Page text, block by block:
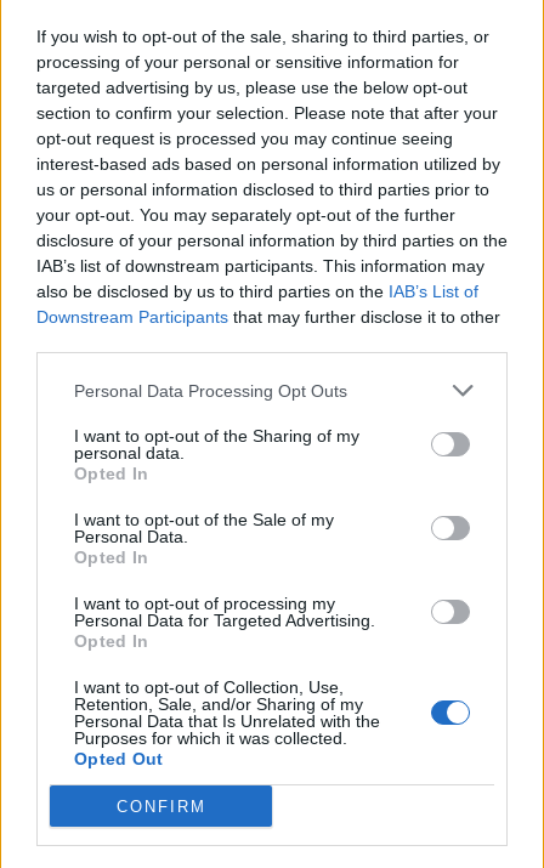
If you wish to opt-out of the sale, sharing to third parties, or
processing of your personal or sensitive information for
targeted advertising by us, please use the below opt-out
section to confirm your selection. Please note that after your
opt-out request is processed you may continue seeing
interest-based ads based on personal information utilized by
us or personal information disclosed to third parties prior to
your opt-out. You may separately opt-out of the further
disclosure of your personal information by third parties on the
IAB’s list of downstream participants. This information may
also be disclosed by us to third parties on the IAB’s List of
Downstream Participants that may further disclose it to other
Personal Data Processing Opt Outs
I want to opt-out of the Sharing of my
personal data.
Opted In
I want to opt-out of the Sale of my
Personal Data.
Opted In
I want to opt-out of processing my
Personal Data for Targeted Advertising.
Opted In
I want to opt-out of Collection, Use,
Retention, Sale, and/or Sharing of my
Personal Data that Is Unrelated with the
Purposes for which it was collected.
Opted Out
CONFIRM
2026. augusztus 09., vasárnap
A hétvégi felszusszanás után
hétfőtől ismét visszatér a kánikula
2026. augusztus 09., vasárnap
Sikeres volt a vízterelés: nyolc
centiméterrel nőtt a Duna